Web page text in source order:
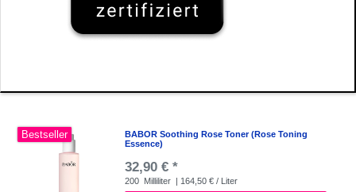
Bestseller
BABOR Soothing Rose Toner (Rose Toning
Essence)
32,90 € *
200 Milliliter | 164,50 € / Liter